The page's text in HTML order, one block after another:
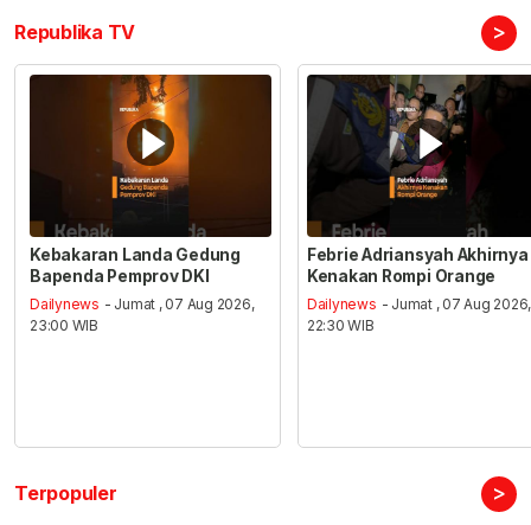
Republika TV >
Kebakaran Landa Gedung
Bapenda Pemprov DKI
Dailynews - Jumat , 07 Aug 2026,
23:00 WIB
Febrie Adriansyah Akhirnya
Kenakan Rompi Orange
Dailynews - Jumat , 07 Aug 2026,
22:30 WIB
Terpopuler >